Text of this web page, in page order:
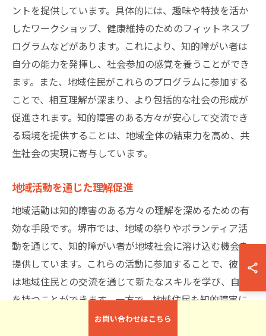
ントを提供しています。具体的には、趣味や特技を活か
したワークショップ、健康維持のためのフィットネスプ
ログラムなどがあります。これにより、知的障がい者は
自分の能力を発揮し、社会参加の感覚を養うことができ
ます。また、地域住民がこれらのプログラムに参加する
ことで、相互理解が深まり、より包括的な社会の形成が
促進されます。知的障害のある方々が安心して交流でき
る環境を提供することは、地域全体の結束力を高め、共
生社会の実現に寄与しています。
地域活動を通じた理解促進
地域活動は知的障害のある方々の理解を深めるための有
効な手段です。堺市では、地域の祭りやボランティア活
動を通じて、知的障がい者が地域社会に溶け込む機会を
提供しています。これらの活動に参加することで、彼ら
は地域住民との交流を通じて新たなスキルを学び、自信
を持つことができます。一方で、地域住民も知的障害に
ついての理解を深めることができ、偏見や誤解を減らす
お問い合わせはこちら